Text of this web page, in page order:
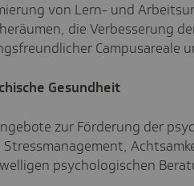
von Lern- und
die Verbesserung
Campusareale
Gesundheit
zur Förderung der
psychologischen